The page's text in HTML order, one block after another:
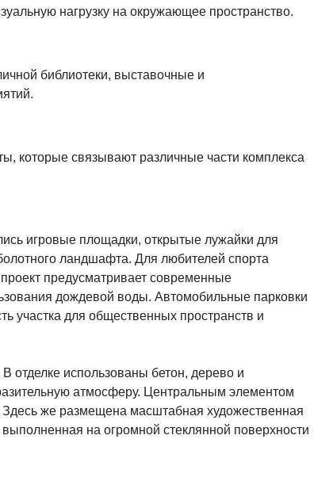
нагрузку на окружающее пространство.
библиотеки, выставочные и
которые связывают различные части комплекса
игровые площадки, открытые лужайки для
ландшафта. Для любителей спорта
предусматривает современные
дождевой воды. Автомобильные парковки
участка для общественных пространств и
использованы бетон, дерево и
атмосферу. Центральным элементом
Здесь же размещена масштабная художественная
на огромной стеклянной поверхности